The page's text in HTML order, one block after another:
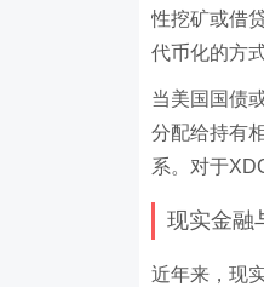
性挖矿或借
代币化的方
当美国国债
分配给持有
系。对于
现实金融
近年来，现